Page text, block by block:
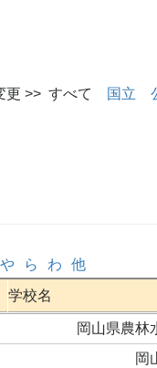
更 >> すべて 国立
や ら わ
他
学校名
岡山県農林
岡